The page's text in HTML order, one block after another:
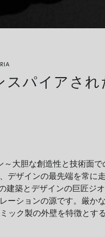
スパイアされ
～大胆な創造性と技術面
デザインの最先端を常に
建築とデザインの巨匠ジオ
ーションの源です。厳か
ック製の外壁を特徴とす